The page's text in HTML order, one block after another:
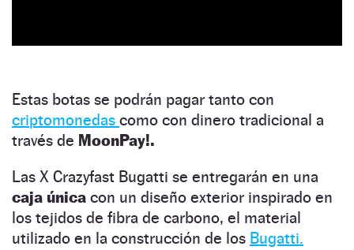
Estas botas se podrán pagar tanto con
criptomonedas como con dinero tradicional a
través de MoonPay!.
Las X Crazyfast Bugatti se entregarán en una
caja única con un diseño exterior inspirado en
los tejidos de fibra de carbono, el material
utilizado en la construcción de los Bugatti.